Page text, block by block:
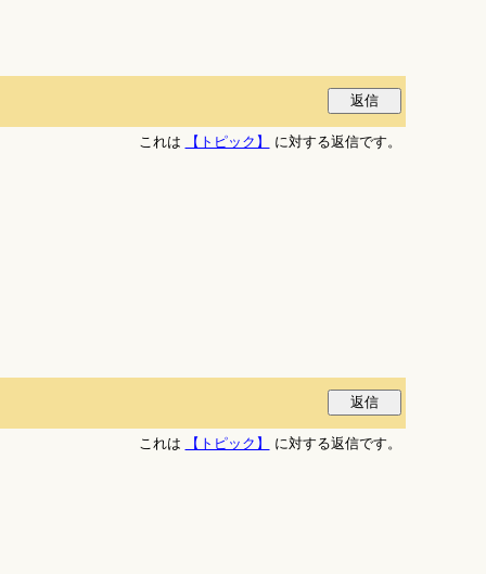
これは
【トピック】 に対する返信です。
これは
【トピック】 に対する返信です。